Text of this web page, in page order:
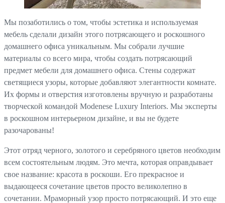
Мы позаботились о том, чтобы эстетика и используемая
мебель сделали дизайн этого потрясающего и роскошного
домашнего офиса уникальным. Мы собрали лучшие
материалы со всего мира, чтобы создать потрясающий
предмет мебели для домашнего офиса. Стены содержат
светящиеся узоры, которые добавляют элегантности комнате.
Их формы и отверстия изготовлены вручную и разработаны
творческой командой Modenese Luxury Interiors. Мы эксперты
в роскошном интерьерном дизайне, и вы не будете
разочарованы!
Этот отряд черного, золотого и серебряного цветов необходим
всем состоятельным людям. Это мечта, которая оправдывает
свое название: красота в роскоши. Его прекрасное и
выдающееся сочетание цветов просто великолепно в
сочетании. Мраморный узор просто потрясающий. И это еще